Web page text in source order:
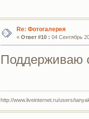
Re: Фотогалерея
« Ответ #10 : 04 Сентябрь
Поддерживаю
http://www.liveinternet.ru/users/